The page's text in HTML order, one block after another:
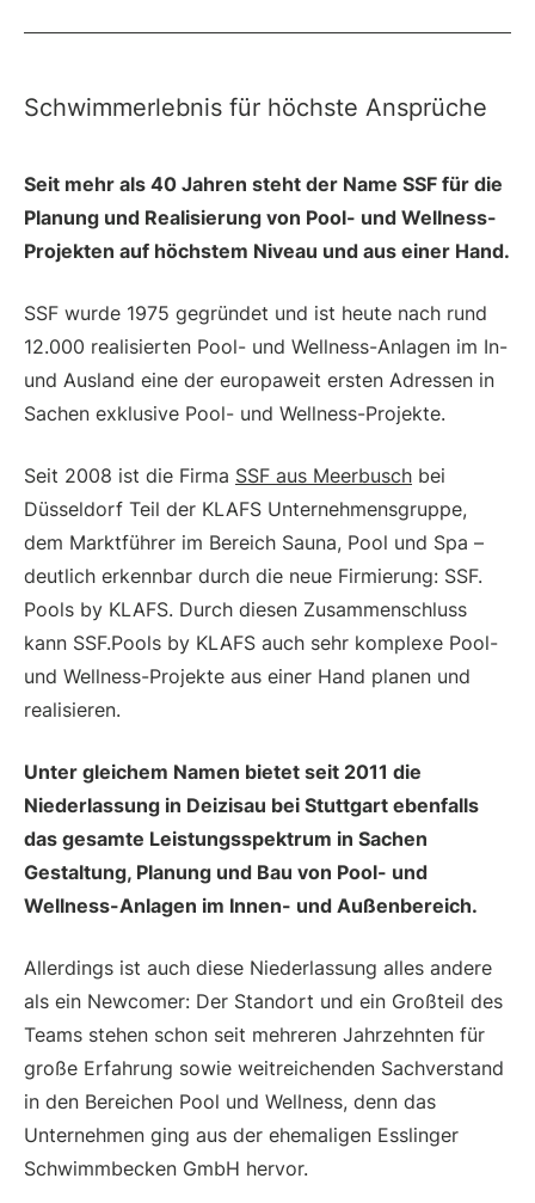
Schwimmerlebnis für höchste Ansprüche
Seit mehr als 40 Jahren steht der Name SSF für die
Planung und Realisierung von Pool- und Wellness-
Projekten auf höchstem Niveau und aus einer Hand.
SSF wurde 1975 gegründet und ist heute nach rund
12.000 realisierten Pool- und Wellness-Anlagen im In-
und Ausland eine der europaweit ersten Adressen in
Sachen exklusive Pool- und Wellness-Projekte.
Seit 2008 ist die Firma SSF aus Meerbusch bei
Düsseldorf Teil der KLAFS Unternehmensgruppe,
dem Marktführer im Bereich Sauna, Pool und Spa –
deutlich erkennbar durch die neue Firmierung: SSF.
Pools by KLAFS. Durch diesen Zusammenschluss
kann SSF.Pools by KLAFS auch sehr komplexe Pool-
und Wellness-Projekte aus einer Hand planen und
realisieren.
Unter gleichem Namen bietet seit 2011 die
Niederlassung in Deizisau bei Stuttgart ebenfalls
das gesamte Leistungsspektrum in Sachen
Gestaltung, Planung und Bau von Pool- und
Wellness-Anlagen im Innen- und Außenbereich.
Allerdings ist auch diese Niederlassung alles andere
als ein Newcomer: Der Standort und ein Großteil des
Teams stehen schon seit mehreren Jahrzehnten für
große Erfahrung sowie weitreichenden Sachverstand
in den Bereichen Pool und Wellness, denn das
Unternehmen ging aus der ehemaligen Esslinger
Schwimmbecken GmbH hervor.